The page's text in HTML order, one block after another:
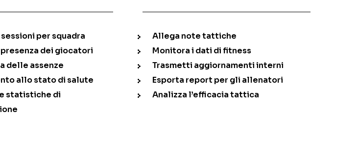
per squadra
dei giocatori
delle assenze
allo stato di salute
statistiche di
Allega note tattiche
Monitora i dati di fitness
Trasmetti aggiornamenti interni
Esporta report per gli allenatori
Analizza l’efficacia tattica